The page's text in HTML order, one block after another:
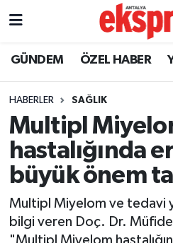
GÜNDEM ÖZEL HABER
HABERLER SAĞLIK
Multipl
hastalığında
büyük önem
Multipl Miyelom ve tedavi
bilgi veren Doç. Dr.
"Multipl Miyelom
ÖZEL HABER
YEREL GÜNDEM
EKONOMİ
KÜLTÜR - SANAT
SPOR
Nöbetçi Eczaneler
Trafik Durumu
Süper Lig Puan Durumu
Tüm Manşetler
Son Dakika Haberleri